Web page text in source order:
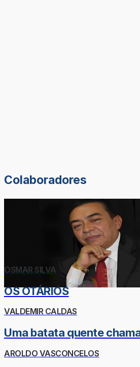
Colaboradores
OSMAR SILVA
OS OTÁRIOS
VALDEMIR CALDAS
Uma batata quente
AROLDO VASCONCELOS